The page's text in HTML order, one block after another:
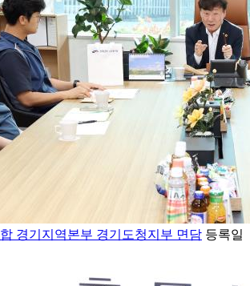
경기지역본부 경기도청지부 면담 등록일